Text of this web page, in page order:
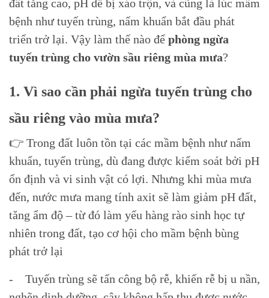
đất tăng cao, pH dễ bị xáo trộn, và cũng là lúc mầm
bệnh như tuyến trùng, nấm khuẩn bắt đầu phát
triển trở lại. Vậy làm thế nào để phòng ngừa
tuyến trùng cho vườn sầu riêng mùa mưa?
1. Vì sao cần phải ngừa tuyến trùng cho
sầu riêng vào mùa mưa?
👉 Trong đất luôn tồn tại các mầm bệnh như nấm
khuẩn, tuyến trùng, dù đang được kiểm soát bởi pH
ổn định và vi sinh vật có lợi. Nhưng khi mùa mưa
đến, nước mưa mang tính axit sẽ làm giảm pH đất,
tăng ẩm độ – từ đó làm yếu hàng rào sinh học tự
nhiên trong đất, tạo cơ hội cho mầm bệnh bùng
phát trở lại
- Tuyến trùng sẽ tấn công bộ rễ, khiến rễ bị u nần,